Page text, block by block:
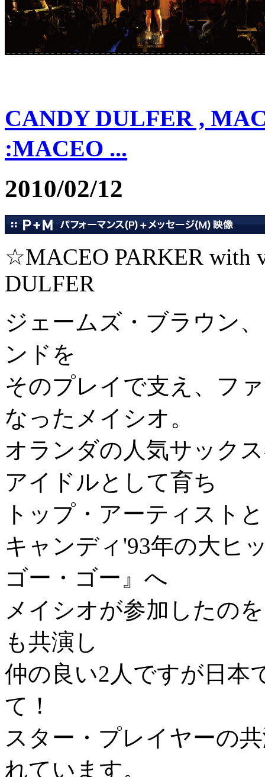
CANDY DULFER ,
:MACEO ...
2010/02/12
☆MACEO PARKER with
DULFER
ジェームズ・ブラウン
ンドを
そのプレイで支え、フ
なったメイシオ。
オランダの人気サック
アイドルとして育ち
トップ・アーティスト
キャンディ'93年の大ヒ
ゴー・ゴー』へ
メイシオが参加したの
も共演し
仲の良い2人ですが日本
て！
スター・プレイヤーの
れています。